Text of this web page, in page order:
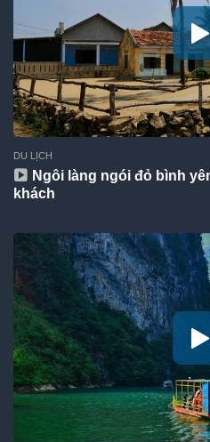
DU LỊCH
Ngôi làng ngói đỏ bình
khách